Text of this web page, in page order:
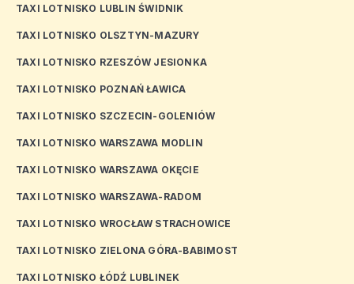
TAXI LOTNISKO LUBLIN ŚWIDNIK
TAXI LOTNISKO OLSZTYN-MAZURY
TAXI LOTNISKO RZESZÓW JESIONKA
TAXI LOTNISKO POZNAŃ ŁAWICA
TAXI LOTNISKO SZCZECIN-GOLENIÓW
TAXI LOTNISKO WARSZAWA MODLIN
TAXI LOTNISKO WARSZAWA OKĘCIE
TAXI LOTNISKO WARSZAWA-RADOM
TAXI LOTNISKO WROCŁAW STRACHOWICE
TAXI LOTNISKO ZIELONA GÓRA-BABIMOST
TAXI LOTNISKO ŁÓDŹ LUBLINEK